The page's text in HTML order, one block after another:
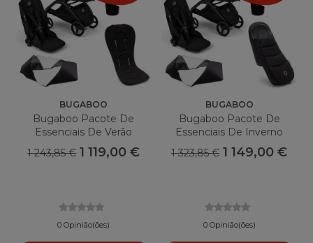
BUGABOO
Bugaboo Pacote De
Essenciais De Verão
Dragonfly Plus
1 243,85 € 1 119,00 €
0 Opinião(ões)
BUGABOO
Bugaboo Pacote De
Essenciais De Inverno
Dragonfly Plus
1 323,85 € 1 149,00 €
0 Opinião(ões)